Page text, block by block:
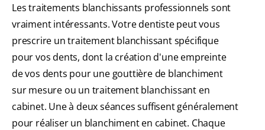
Les traitements blanchissants professionnels sont
vraiment intéressants. Votre dentiste peut vous
prescrire un traitement blanchissant spécifique
pour vos dents, dont la création d'une empreinte
de vos dents pour une gouttière de blanchiment
sur mesure ou un traitement blanchissant en
cabinet. Une à deux séances suffisent généralement
pour réaliser un blanchiment en cabinet. Chaque